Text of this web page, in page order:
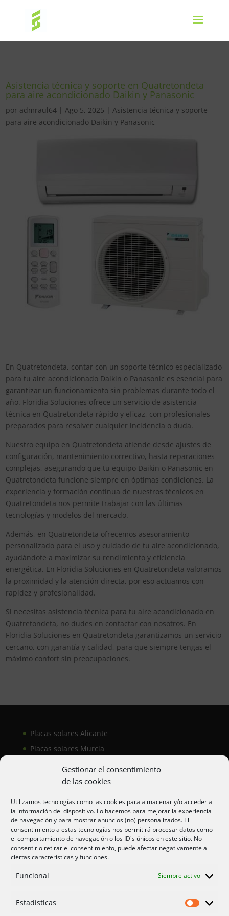
Gestionar el consentimiento
de las cookies
Utilizamos tecnologías como las cookies para almacenar y/o acceder a
la información del dispositivo. Lo hacemos para mejorar la experiencia
de navegación y para mostrar anuncios (no) personalizados. El
consentimiento a estas tecnologías nos permitirá procesar datos como
el comportamiento de navegación o los ID's únicos en este sitio. No
consentir o retirar el consentimiento, puede afectar negativamente a
ciertas características y funciones.
Funcional Siempre activo
Estadísticas
Asistencia técnica y soporte en Quatretondeta
para aire acondicionado Daikin y Panasonic
por admraul64 |Ago 5, 2025 |Asistencia técnica y soporte
para aire acondicionado Daikin y Panasonic
En Quatretondeta, contar con un soporte técnico especializado
para tu aire acondicionado Daikin o Panasonic es esencial para
garantizar un funcionamiento sin problemas durante todo el
año. Floridia Soluciones ofrece un servicio de asistencia
técnica en Quatretondeta rápido y eficaz, con profesionales
preparados para resolver cualquier incidencia o duda.
Nuestro equipo en Quatretondeta atiende desde ajustes de
configuración, mantenimiento correctivo, hasta reparaciones
complejas, asegurando que tu equipo Daikin o Panasonic en
Quatretondeta funcione siempre en óptimas condiciones. La
experiencia y formación continua de nuestros técnicos en
Quatretondeta nos permite trabajar con las últimas
tecnologías y modelos del mercado.
Además, en Quatretondeta ofrecemos asesoramiento
personalizado para el uso y cuidado de tu aire acondicionado,
ayudándote a maximizar su rendimiento y eficiencia
energética. En Floridia Soluciones en Quatretondeta valoramos
la proximidad y la atención directa, por eso actuamos con
rapidez y profesionalidad.
Si necesitas asistencia técnica para tu aire acondicionado en
Quatretondeta, no dudes en contactar con nosotros. En
Floridia Soluciones en Quatretondeta garantizamos un servicio
cercano, con garantía y calidad, para que siempre tengas el
máximo confort sin preocupaciones.
Placas solares Alicante
Placas solares Murcia
Aire acondicionado Alicante
Aire acondicionador Murcia
Aire acondicionado San Juan
Privacidad